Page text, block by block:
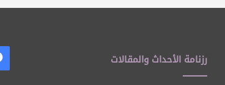
رزنامة الأحداث والمقالات